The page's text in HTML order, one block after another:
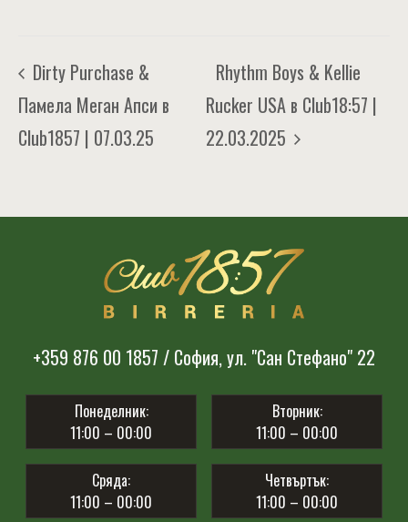
Dirty Purchase &
Памела Меган Апси в
Club1857 | 07.03.25
Rhythm Boys & Kellie
Rucker USA в Club18:57 |
22.03.2025
+359 876 00 1857 / София, ул. "Сан Стефано" 22
Понеделник:
11:00 – 00:00
Вторник:
11:00 – 00:00
Сряда:
11:00 – 00:00
Четвъртък:
11:00 – 00:00